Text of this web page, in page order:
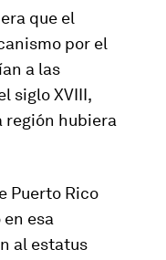
que el
por el
a las
siglo XVIII,
región hubiera
Puerto Rico
esa
al estatus